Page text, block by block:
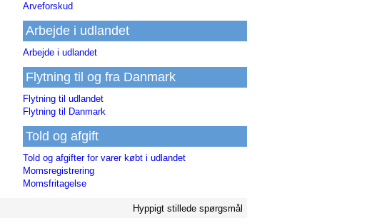
Arveforskud
Arbejde i udlandet
Arbejde i udlandet
Flytning til og fra Danmark
Flytning til udlandet
Flytning til Danmark
Told og afgift
Told og afgifter for varer købt i udlandet
Momsregistrering
Momsfritagelse
Hyppigt stillede spørgsmål